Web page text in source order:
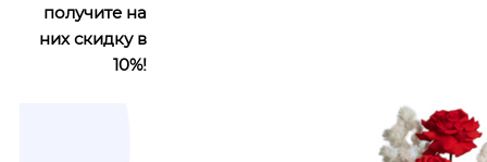
получите на
них скидку в
10%!